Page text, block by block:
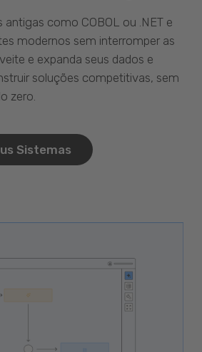
como COBOL ou .NET e
modernos sem interromper as
e expanda seus dados e
soluções competitivas, sem
zero.
Sistemas